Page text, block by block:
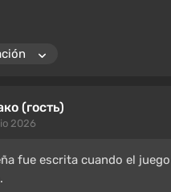
(гость)
2026
fue escrita cuando el